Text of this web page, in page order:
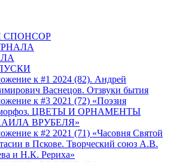
СПОНСОР
к #1 2024 (82). Андрей
Васнецов. Отзвуки бытия
к #3 2021 (72) «Поэзия
ЦВЕТЫ И ОРНАМЕНТЫ
ВРУБЕЛЯ»
к #2 2021 (71) «Часовня Святой
в Пскове. Творческий союз А.В.
и Н.К. Рериха»